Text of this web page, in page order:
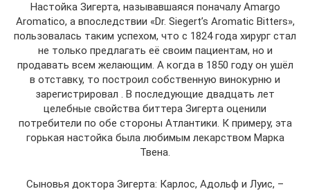
Настойка Зигерта, называвшаяся поначалу Amargo
Aromatico, а впоследствии «Dr. Siegert’s Aromatic Bitters»,
пользовалась таким успехом, что с 1824 года хирург стал
не только предлагать её своим пациентам, но и
продавать всем желающим. А когда в 1850 году он ушёл
в отставку, то построил собственную винокурню и
зарегистрировал . В последующие двадцать лет
целебные свойства биттера Зигерта оценили
потребители по обе стороны Атлантики. К примеру, эта
горькая настойка была любимым лекарством Марка
Твена.
Сыновья доктора Зигерта: Карлос, Адольф и Луис, –